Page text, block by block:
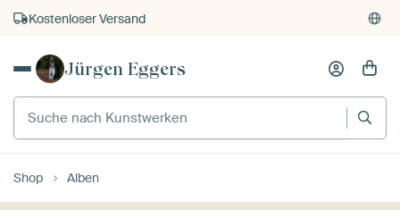
Kostenloser Versand
Kauf auf Rechnung
Jürgen Eggers
Shop Alben